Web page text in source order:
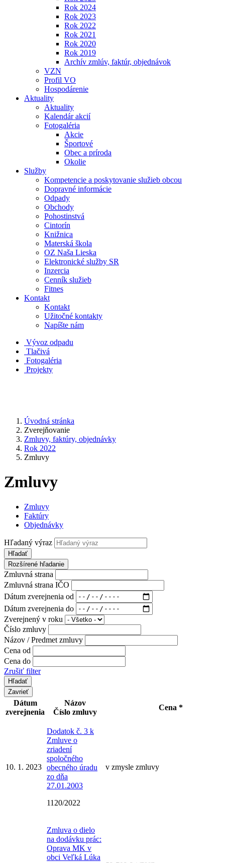
Rok 2024
Rok 2023
Rok 2022
Rok 2021
Rok 2020
Rok 2019
Archív zmlúv, faktúr, objednávok
VZN
Profil VO
Hospodárenie
Aktuality
Aktuality
Kalendár akcií
Fotogaléria
Akcie
Športové
Obec a príroda
Okolie
Služby
Kompetencie a poskytovanie služieb obcou
Dopravné informácie
Odpady
Obchody
Pohostinstvá
Cintorín
Knižnica
Materská škola
OZ Naša Lieska
Elektronické služby SR
Inzercia
Cenník služieb
Fitnes
Kontakt
Kontakt
Užitočné kontakty
Napíšte nám
Vývoz odpadu
Tlačivá
Fotogaléria
Projekty
Úvodná stránka
Zverejňovanie
Zmluvy, faktúry, objednávky
Rok 2022
Zmluvy
Zmluvy
Zmluvy
Faktúry
Objednávky
Hľadaný výraz
Hľadať
Rozšírené hľadanie
Zmluvná strana
Zmluvná strana IČO
Dátum zverejnenia od
Dátum zverejnenia do
Zverejnený v roku
Číslo zmluvy
Názov / Predmet zmluvy
Cena od
Cena do
Zrušiť filter
Zavrieť
Dátum
zverejnenia
Názov
Číslo zmluvy
Cena *
10. 1. 2023
Dodatok č. 3 k
Zmluve o
zriadení
spoločného
obecného úradu
zo dňa
27.01.2003
1120/2022
v zmysle zmluvy
Zmluva o dielo
na dodávku prác:
Oprava MK v
obci Veľká Lúka